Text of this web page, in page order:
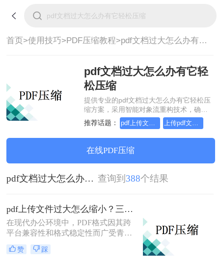
首页>使用技巧>PDF压缩教程> pdf文档过大怎么办有它轻松压缩
pdf文档过大怎么办有它轻
松压缩
提供专业的pdf文档过大怎么办有它轻松压
缩方案，采用智能对象流重构技术，确保
文档1:1高保真还原且排版不乱码。支持一
键批量处理，全链路 SSL 加密保障隐私安
全。助您快速实现pdf文档过大怎么办有它
轻松压缩，无需安装，高效办公。
推荐话题：
在线PDF压缩
pdf文档过大怎么办有它轻松压缩 查询到 388个结果
pdf上传文件过大怎么缩小？三招助你轻松缩小！
在现代办公环境中，PDF格式因其跨
平台兼容性和格式稳定性而广受青
睐。然而，高清图片、复杂布局和丰
富内容往往导致PDF文件体积庞大，
赞 踩